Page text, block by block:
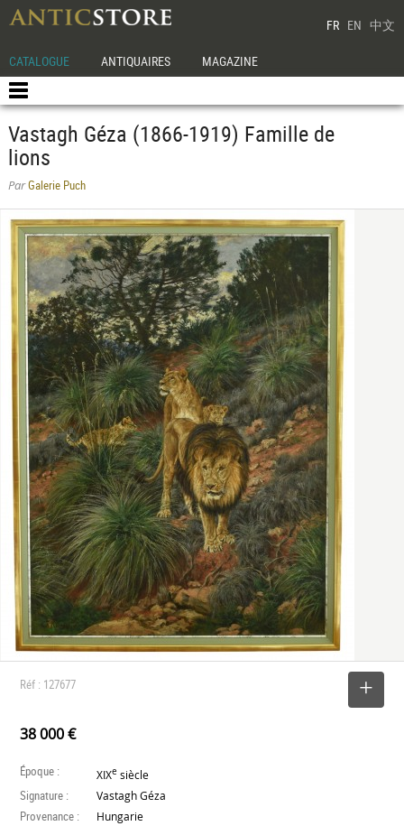
FR EN 中文
CATALOGUE ANTIQUAIRES MAGAZINE
Vastagh Géza (1866-1919) Famille de
lions
ParGalerie Puch
Réf : 127677
38 000 €
Époque : XIXe siècle
Signature : Vastagh Géza
Provenance : Hungarie